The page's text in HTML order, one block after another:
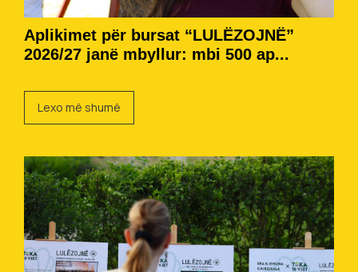
Aplikimet për bursat “LULËZOJNË”
2026/27 janë mbyllur: mbi 500 ap...
Lexo më shumë